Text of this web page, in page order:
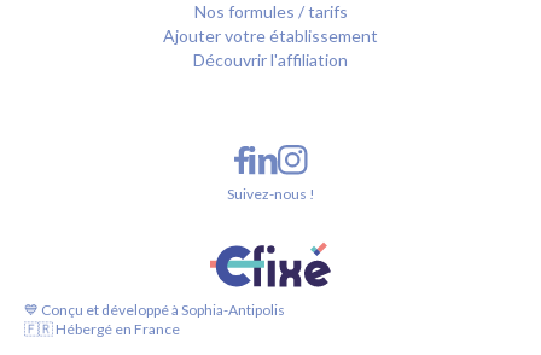
Nos formules / tarifs
Ajouter votre établissement
Découvrir l'affiliation
💙 Conçu et développé à Sophia-Antipolis
🇫🇷 Hébergé en France
Suivez-nous !